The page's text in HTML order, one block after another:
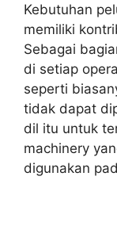
Kebutuhan
memiliki
Sebagai
di setiap
seperti
tidak dapat
dil itu untuk
machinery
digunakan